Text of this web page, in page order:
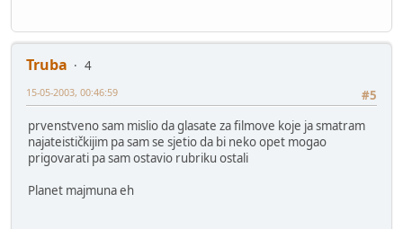
Truba
4
#5
15-05-2003, 00:46:59
prvenstveno sam mislio da glasate za filmove koje ja smatram
najateističkijim pa sam se sjetio da bi neko opet mogao
prigovarati pa sam ostavio rubriku ostali
Planet majmuna eh